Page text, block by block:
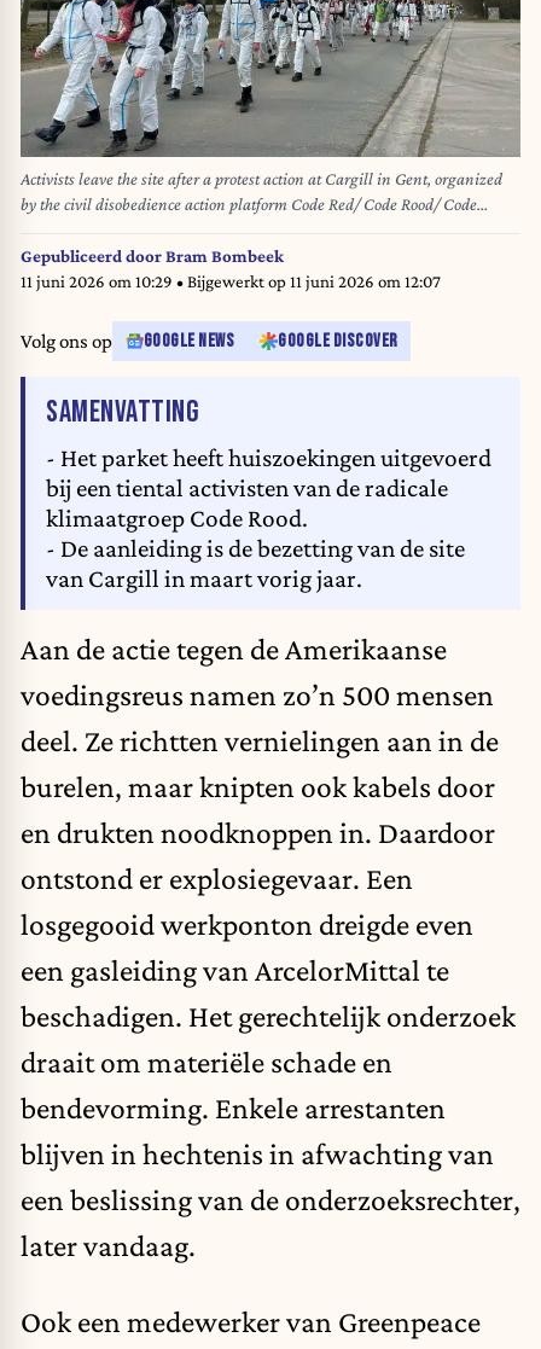
Activists leave the site after a protest action at Cargill in Gent, organized
by the civil disobedience action platform Code Red/ Code Rood/ Code
Rouge, on Saturday 01 March 2025. The action is against the company
Cargill, a trader of agricultural products. Hundreds of activists in white
suits blocked the entrance to the company. BELGA PHOTO VICTOR VAN
Gepubliceerd doorBram Bombeek
11 juni 2026 om 10:29 • Bijgewerkt op11 juni 2026 om 12:07
Volg ons op GOOGLE NEWS GOOGLE DISCOVER
SAMENVATTING
- Het parket heeft huiszoekingen uitgevoerd
bij een tiental activisten van de radicale
klimaatgroep Code Rood.
- De aanleiding is de bezetting van de site
van Cargill in maart vorig jaar.
Aan de actie tegen de Amerikaanse
voedingsreus namen zo’n 500 mensen
deel. Ze richtten vernielingen aan in de
burelen, maar knipten ook kabels door
en drukten noodknoppen in. Daardoor
ontstond er explosiegevaar. Een
losgegooid werkponton dreigde even
een gasleiding van ArcelorMittal te
beschadigen. Het gerechtelijk onderzoek
draait om materiële schade en
bendevorming. Enkele arrestanten
blijven in hechtenis in afwachting van
een beslissing van de onderzoeksrechter,
later vandaag.
Ook een medewerker van Greenpeace